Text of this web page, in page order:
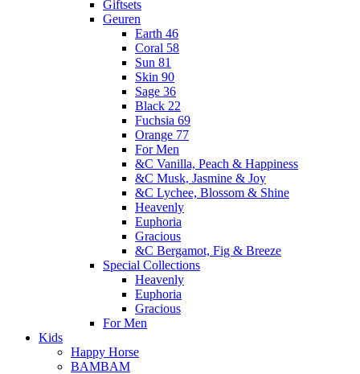
Giftsets
Geuren
Earth 46
Coral 58
Sun 81
Skin 90
Sage 36
Black 22
Fuchsia 69
Orange 77
For Men
&C Vanilla, Peach & Happiness
&C Musk, Jasmine & Joy
&C Lychee, Blossom & Shine
Heavenly
Euphoria
Gracious
&C Bergamot, Fig & Breeze
Special Collections
Heavenly
Euphoria
Gracious
For Men
Kids
Happy Horse
BAMBAM